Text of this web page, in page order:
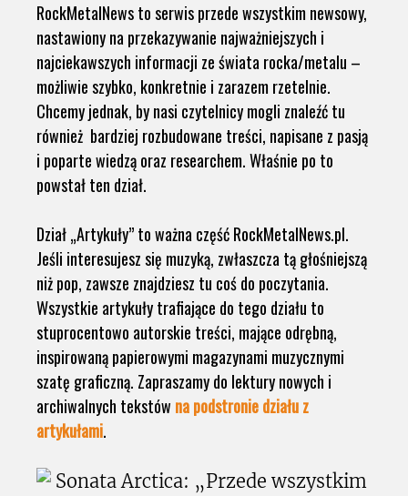
RockMetalNews to serwis przede wszystkim newsowy,
nastawiony na przekazywanie najważniejszych i
najciekawszych informacji ze świata rocka/metalu –
możliwie szybko, konkretnie i zarazem rzetelnie.
Chcemy jednak, by nasi czytelnicy mogli znaleźć tu
również bardziej rozbudowane treści, napisane z pasją
i poparte wiedzą oraz researchem. Właśnie po to
powstał ten dział.
Dział „Artykuły” to ważna część RockMetalNews.pl.
Jeśli interesujesz się muzyką, zwłaszcza tą głośniejszą
niż pop, zawsze znajdziesz tu coś do poczytania.
Wszystkie artykuły trafiające do tego działu to
stuprocentowo autorskie treści, mające odrębną,
inspirowaną papierowymi magazynami muzycznymi
szatę graficzną. Zapraszamy do lektury nowych i
archiwalnych tekstów na podstronie działu z
artykułami.